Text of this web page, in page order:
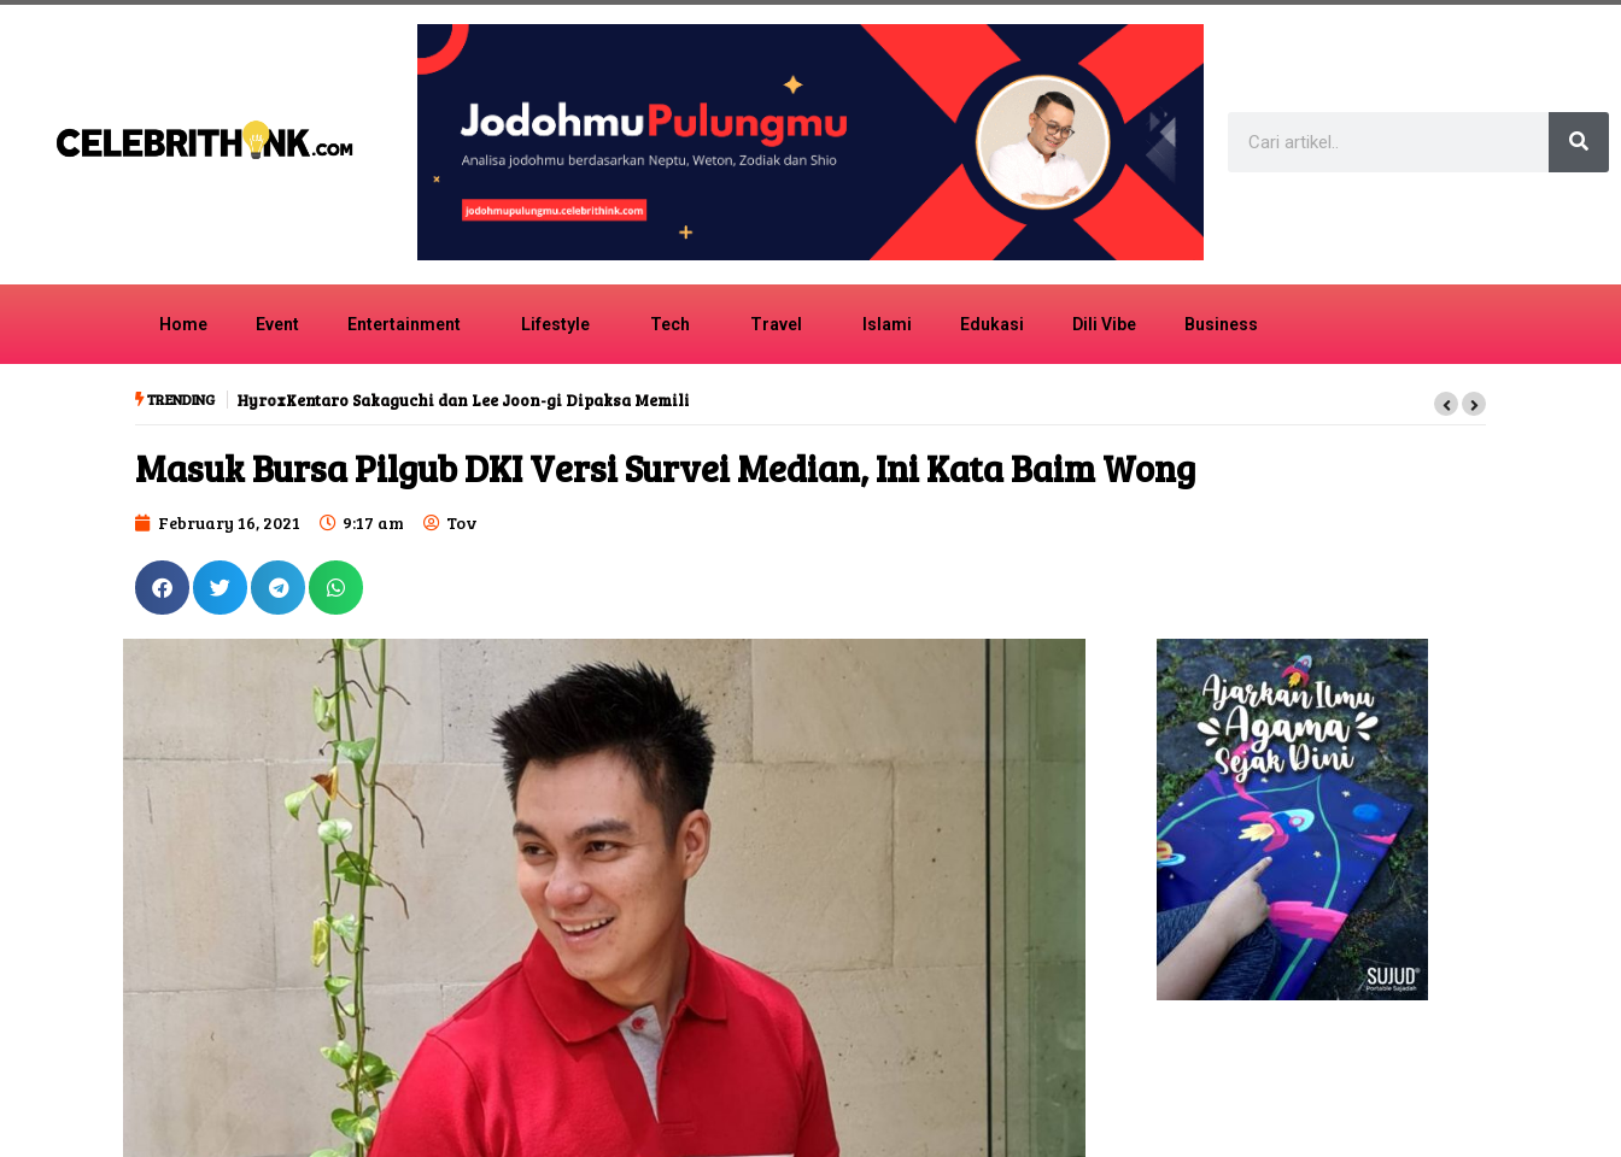
Home Event Entertainment Lifestyle Tech Travel Islami Edukasi Dili Vibe Business
TRENDING Kentaro Sakaguchi dan Lee Joon-gi Dipaksa Memilih dalam kiDnap GAME
Masuk Bursa Pilgub DKI Versi Survei Median, Ini Kata Baim Wong
February 16, 2021 9:17 am Tov